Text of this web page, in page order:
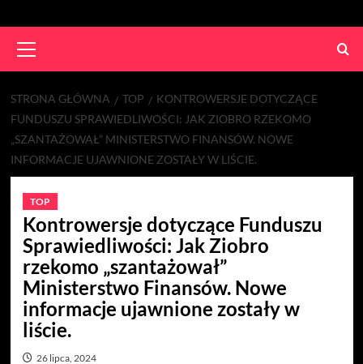
Menu
STRONA GŁÓWNA TOP
KONTROWERSJE DOTYCZĄCE
FUNDUSZU SPRAWIEDLIWOŚCI: JAK ZIOBRO RZEKOMO
„SZANTAŻOWAŁ” MINISTERSTWO FINANSÓW. NOWE
INFORMACJE UJAWNIONE ZOSTAŁY W LIŚCIE.
TOP
Kontrowersje dotyczące Funduszu
Sprawiedliwości: Jak Ziobro
rzekomo „szantażował”
Ministerstwo Finansów. Nowe
informacje ujawnione zostały w
liście.
26 lipca, 2024